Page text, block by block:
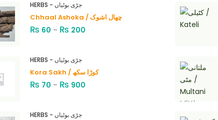
HERBS - جڑی بوٹیاں
Chhaal Ashoka / چھال اشوک
₨ 60 – ₨ 200
HERBS - جڑی بوٹیاں
Kora Sakh / کوڑا سکھ
₨ 70 – ₨ 900
HERBS - جڑی بوٹیاں